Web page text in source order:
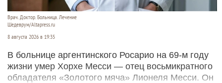
Врач. Доктор. Больница. Лечение
Шедеврум/Altapress.ru
8 августа 2026 в 19:35
В больнице аргентинского Росарио на 69-м году
жизни умер Хорхе Месси — отец восьмикратного
обладателя «Золотого мяча» Лионеля Месси. Он